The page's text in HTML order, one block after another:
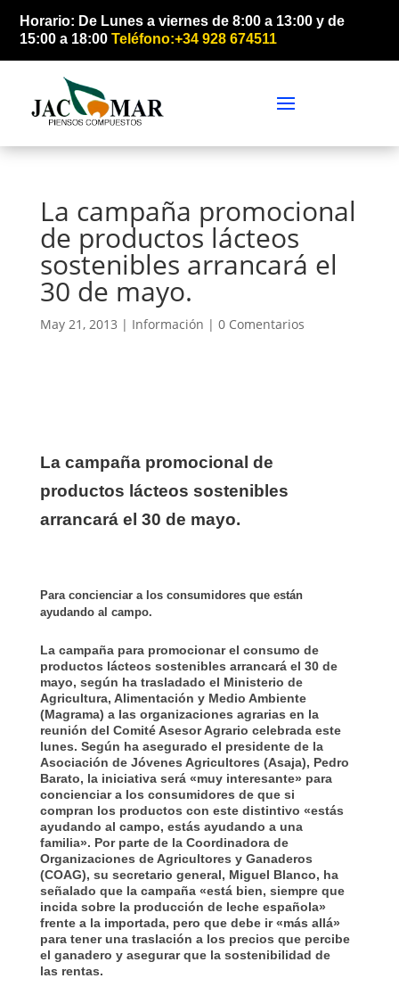
Horario: De Lunes a viernes de 8:00 a 13:00 y de
15:00 a 18:00Teléfono:+34 928 674511
La campaña promocional
de productos lácteos
sostenibles arrancará el
30 de mayo.
May 21, 2013 | Información | 0 Comentarios
La campaña promocional de
productos lácteos sostenibles
arrancará el 30 de mayo.
Para concienciar a los consumidores que están
ayudando al campo.
La campaña para promocionar el consumo de
productos lácteos sostenibles arrancará el 30 de
mayo, según ha trasladado el Ministerio de
Agricultura, Alimentación y Medio Ambiente
(Magrama) a las organizaciones agrarias en la
reunión del Comité Asesor Agrario celebrada este
lunes. Según ha asegurado el presidente de la
Asociación de Jóvenes Agricultores (Asaja), Pedro
Barato, la iniciativa será «muy interesante» para
concienciar a los consumidores de que si
compran los productos con este distintivo «estás
ayudando al campo, estás ayudando a una
familia». Por parte de la Coordinadora de
Organizaciones de Agricultores y Ganaderos
(COAG), su secretario general, Miguel Blanco, ha
señalado que la campaña «está bien, siempre que
incida sobre la producción de leche española»
frente a la importada, pero que debe ir «más allá»
para tener una traslación a los precios que percibe
el ganadero y asegurar que la sostenibilidad de
las rentas.